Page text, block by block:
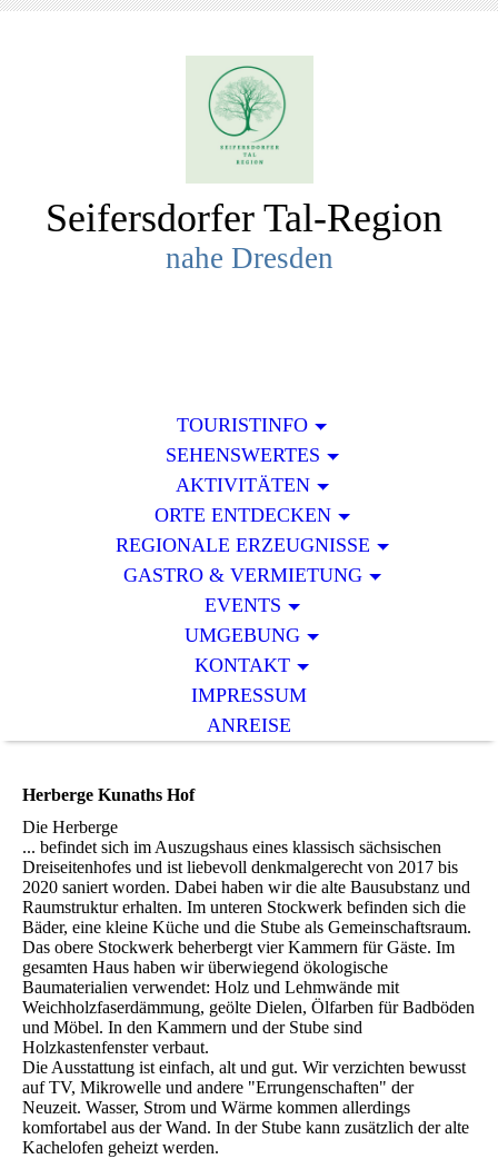
Seifersdorfer Tal-Region
nahe Dresden
TOURISTINFO
SEHENSWERTES
AKTIVITÄTEN
ORTE ENTDECKEN
REGIONALE ERZEUGNISSE
GASTRO & VERMIETUNG
EVENTS
UMGEBUNG
KONTAKT
IMPRESSUM
ANREISE
Herberge Kunaths Hof
Die Herberge
... befindet sich im Auszugshaus eines klassisch sächsischen
Dreiseitenhofes und ist liebevoll denkmalgerecht von 2017 bis
2020 saniert worden. Dabei haben wir die alte Bausubstanz und
Raumstruktur erhalten. Im unteren Stockwerk befinden sich die
Bäder, eine kleine Küche und die Stube als Gemeinschaftsraum.
Das obere Stockwerk beherbergt vier Kammern für Gäste. Im
gesamten Haus haben wir überwiegend ökologische
Baumaterialien verwendet: Holz und Lehmwände mit
Weichholzfaserdämmung, geölte Dielen, Ölfarben für Badböden
und Möbel. In den Kammern und der Stube sind
Holzkastenfenster verbaut.
Die Ausstattung ist einfach, alt und gut. Wir verzichten bewusst
auf TV, Mikrowelle und andere "Errungenschaften" der
Neuzeit. Wasser, Strom und Wärme kommen allerdings
komfortabel aus der Wand. In der Stube kann zusätzlich der alte
Kachelofen geheizt werden.